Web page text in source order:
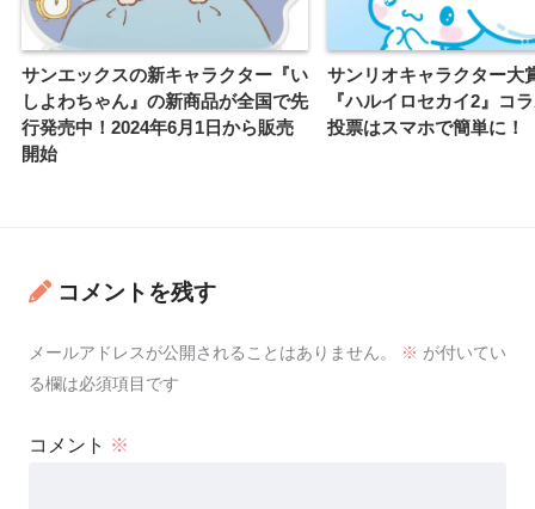
サンエックスの新キャラクター『い
しよわちゃん』の新商品が全国で先
行発売中！2024年6月1日から販売
開始
サンリオキャラクター大
『ハルイロセカイ2』コ
投票はスマホで簡単に！
コメントを残す
メールアドレスが公開されることはありません。 ※ が付いてい
る欄は必須項目です
コメント ※